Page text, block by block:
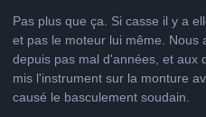
Pas plus que ça. Si casse il y a
et pas le moteur lui même. Nous
depuis pas mal d'années, et aux
mis l'instrument sur la monture
causé le basculement soudain.